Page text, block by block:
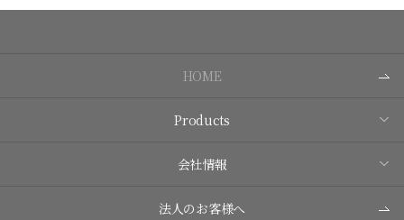
HOME
Products
会社情報
法人のお客様へ